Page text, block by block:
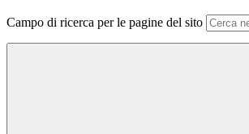
Campo di ricerca per le pagine del sito